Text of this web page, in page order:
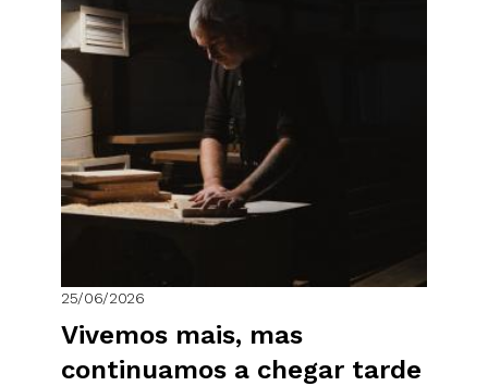
25/06/2026
Vivemos mais, mas
continuamos a chegar tarde